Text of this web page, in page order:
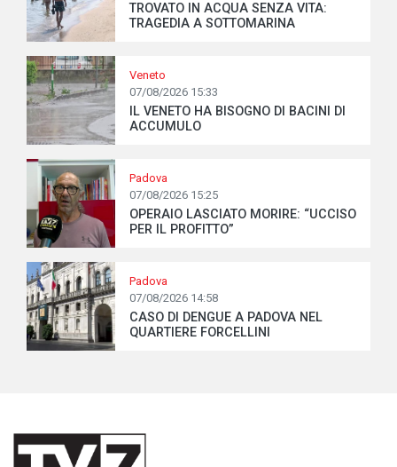
TROVATO IN ACQUA SENZA VITA:
TRAGEDIA A SOTTOMARINA
Veneto
07/08/2026 15:33
IL VENETO HA BISOGNO DI BACINI DI
ACCUMULO
Padova
07/08/2026 15:25
OPERAIO LASCIATO MORIRE: “UCCISO
PER IL PROFITTO”
Padova
07/08/2026 14:58
CASO DI DENGUE A PADOVA NEL
QUARTIERE FORCELLINI